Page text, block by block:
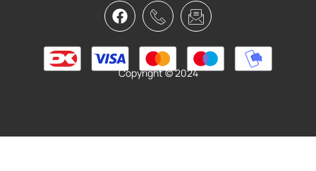
SKS X-blade 29″
249,95kr.
Læs mere
Copyright © 2024